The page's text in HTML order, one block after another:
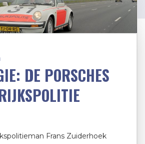
DE PORSCHES
Frans Zuiderhoek